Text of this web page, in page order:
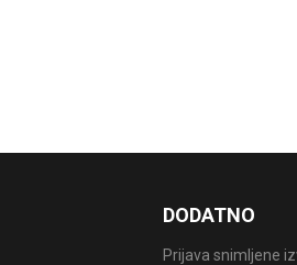
DODATNO
Prijava snimljene